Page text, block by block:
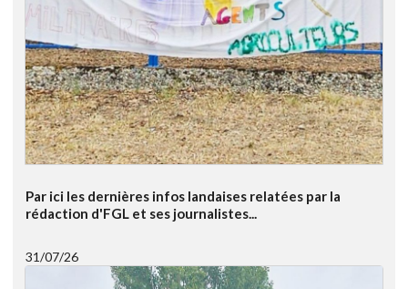
Par ici les dernières infos landaises relatées par la
rédaction d'FGL et ses journalistes...
31/07/26